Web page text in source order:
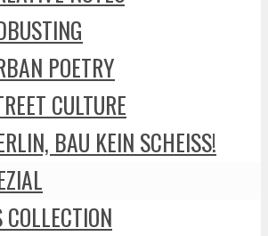
POETRY
CULTURE
BAU KEIN SCHEISS!
COLLECTION